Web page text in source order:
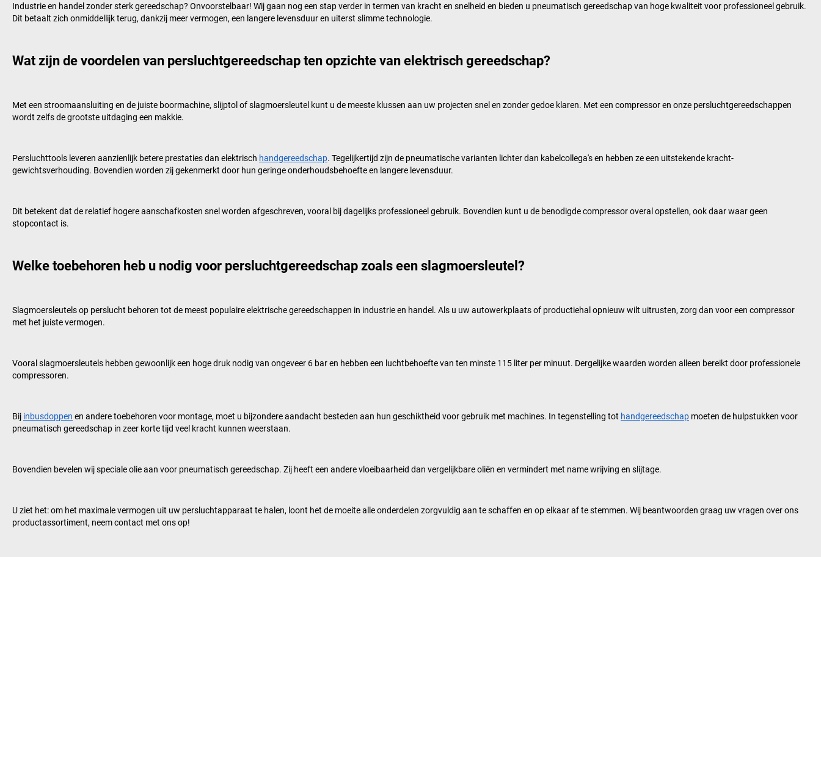
Industrie en handel zonder sterk gereedschap? Onvoorstelbaar! Wij gaan nog een stap verder in termen van kracht en snelheid en bieden u pneumatisch gereedschap van hoge kwaliteit voor professioneel gebruik.
Dit betaalt zich onmiddellijk terug, dankzij meer vermogen, een langere levensduur en uiterst slimme technologie.
Wat zijn de voordelen van persluchtgereedschap ten opzichte van elektrisch gereedschap?
Met een stroomaansluiting en de juiste boormachine, slijptol of slagmoersleutel kunt u de meeste klussen aan uw projecten snel en zonder gedoe klaren. Met een compressor en onze persluchtgereedschappen
wordt zelfs de grootste uitdaging een makkie.
Persluchttools leveren aanzienlijk betere prestaties dan elektrisch handgereedschap. Tegelijkertijd zijn de pneumatische varianten lichter dan kabelcollega's en hebben ze een uitstekende kracht-
gewichtsverhouding. Bovendien worden zij gekenmerkt door hun geringe onderhoudsbehoefte en langere levensduur.
Dit betekent dat de relatief hogere aanschafkosten snel worden afgeschreven, vooral bij dagelijks professioneel gebruik. Bovendien kunt u de benodigde compressor overal opstellen, ook daar waar geen
stopcontact is.
Welke toebehoren heb u nodig voor persluchtgereedschap zoals een slagmoersleutel?
Slagmoersleutels op perslucht behoren tot de meest populaire elektrische gereedschappen in industrie en handel. Als u uw autowerkplaats of productiehal opnieuw wilt uitrusten, zorg dan voor een compressor
met het juiste vermogen.
Vooral slagmoersleutels hebben gewoonlijk een hoge druk nodig van ongeveer 6 bar en hebben een luchtbehoefte van ten minste 115 liter per minuut. Dergelijke waarden worden alleen bereikt door professionele
compressoren.
Bij inbusdoppen en andere toebehoren voor montage, moet u bijzondere aandacht besteden aan hun geschiktheid voor gebruik met machines. In tegenstelling tot handgereedschap moeten de hulpstukken voor
pneumatisch gereedschap in zeer korte tijd veel kracht kunnen weerstaan.
Bovendien bevelen wij speciale olie aan voor pneumatisch gereedschap. Zij heeft een andere vloeibaarheid dan vergelijkbare oliën en vermindert met name wrijving en slijtage.
U ziet het: om het maximale vermogen uit uw persluchtapparaat te halen, loont het de moeite alle onderdelen zorgvuldig aan te schaffen en op elkaar af te stemmen. Wij beantwoorden graag uw vragen over ons
productassortiment, neem contact met ons op!